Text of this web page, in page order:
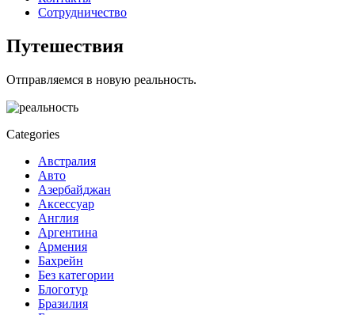
Сотрудничество
Путешествия
Отправляемся в новую реальность.
Categories
Австралия
Авто
Азербайджан
Аксессуар
Англия
Аргентина
Армения
Бахрейн
Без категории
Блоготур
Бразилия